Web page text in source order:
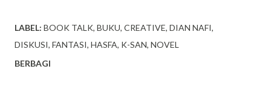
LABEL: BOOK TALK BUKU CREATIVE DIAN NAFI
DISKUSI FANTASI HASFA K-SAN NOVEL
BERBAGI